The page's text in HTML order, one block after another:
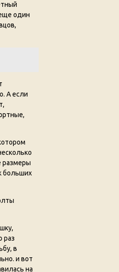
один
А если
размеры
больших
раз
в
и вот
на